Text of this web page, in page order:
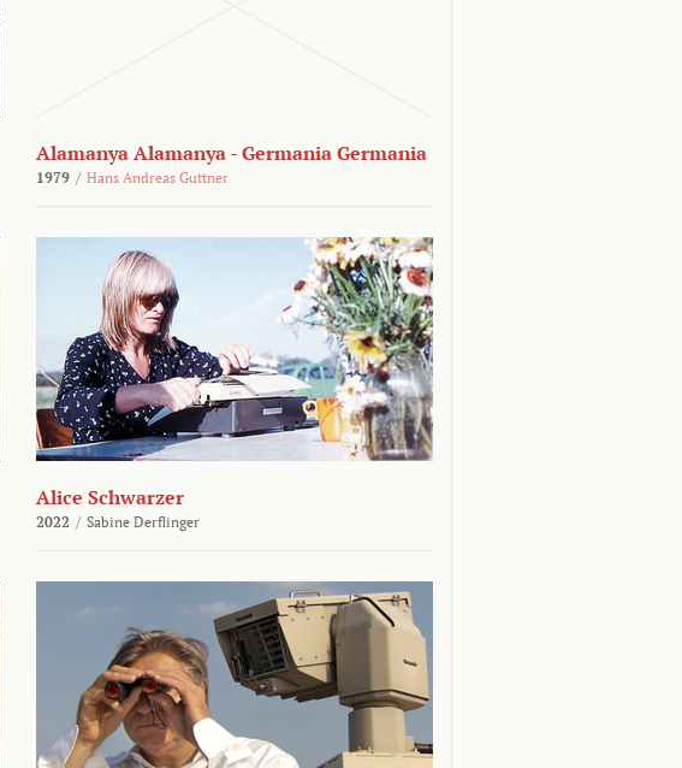
Alamanya Alamanya - Germania Germania
1979 / Hans Andreas Guttner
Alice Schwarzer
2022 / Sabine Derflinger